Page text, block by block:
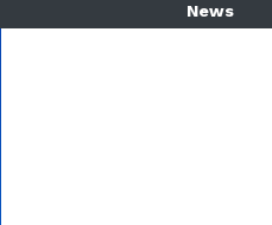
News